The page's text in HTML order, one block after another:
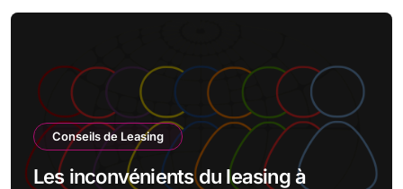
Conseils de Leasing
Les inconvénients du leasing à